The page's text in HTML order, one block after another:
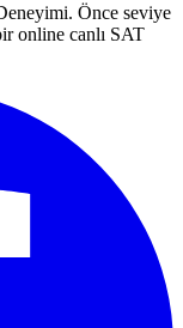
. Önce seviye
online canlı SAT